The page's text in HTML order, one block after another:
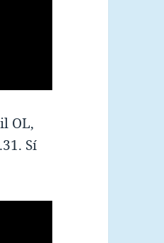
OL,
Sí